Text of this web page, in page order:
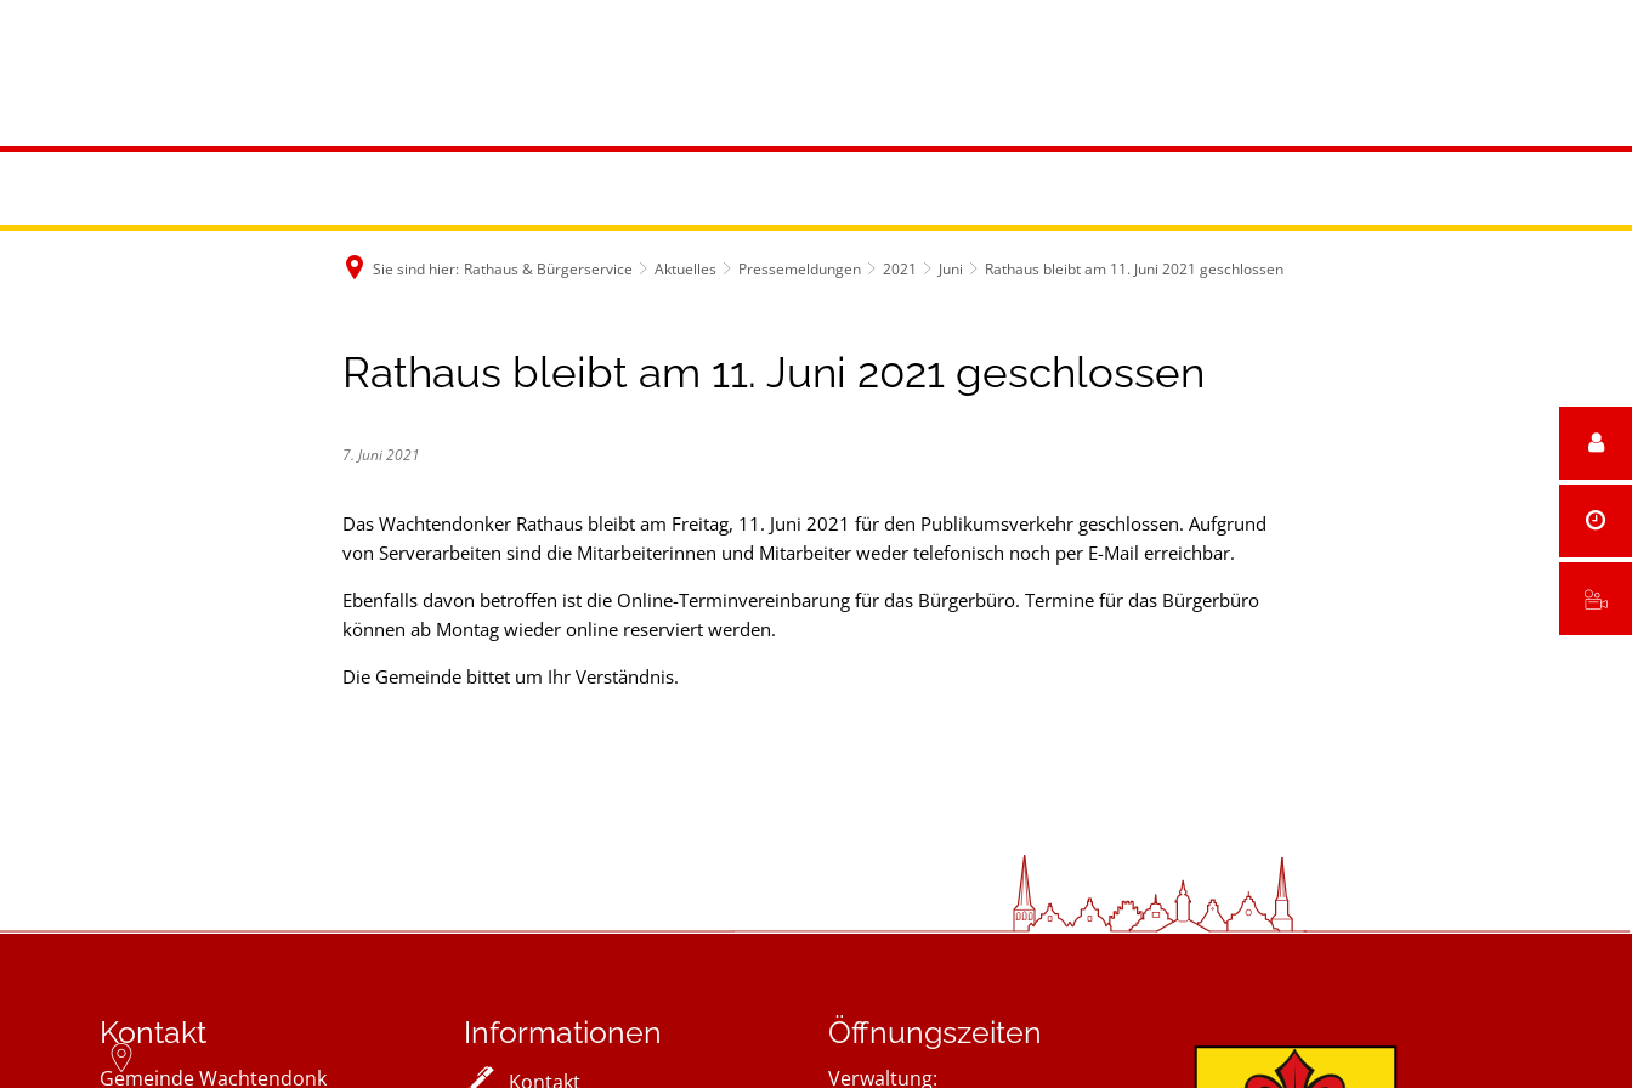
Sie sind hier: Rathaus & Bürgerservice Aktuelles Pressemeldungen 2021 Juni Rathaus bleibt am 11. Juni 2021 geschlossen
Rathaus bleibt am 11. Juni 2021 geschlossen
7. Juni 2021
Das Wachtendonker Rathaus bleibt am Freitag, 11. Juni 2021 für den Publikumsverkehr geschlossen. Aufgrund
von Serverarbeiten sind die Mitarbeiterinnen und Mitarbeiter weder telefonisch noch per E-Mail erreichbar.
Ebenfalls davon betroffen ist die Online-Terminvereinbarung für das Bürgerbüro. Termine für das Bürgerbüro
können ab Montag wieder online reserviert werden.
Die Gemeinde bittet um Ihr Verständnis.
Kontakt
Gemeinde Wachtendonk
Informationen
Kontakt
Öffnungszeiten
Verwaltung: